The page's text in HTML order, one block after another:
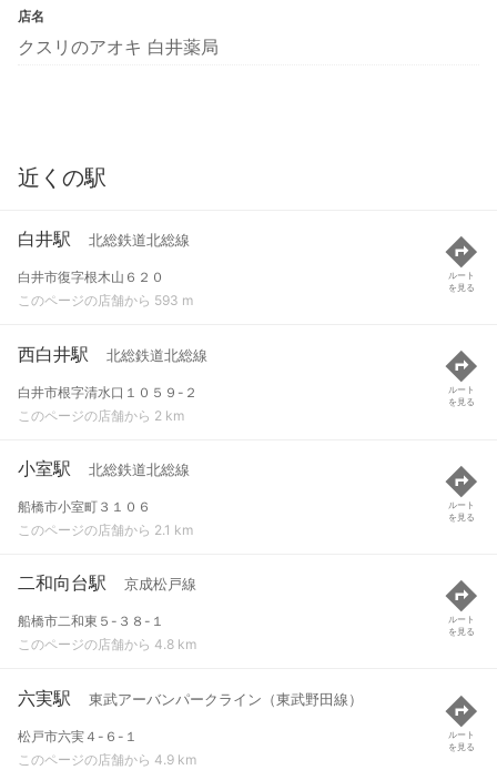
店名
クスリのアオキ 白井薬局
近くの駅
白井駅 北総鉄道北総線
白井市復字根木山６２０
このページの店舗から 593 m
ルート
を見る
西白井駅 北総鉄道北総線
白井市根字清水口１０５９-２
このページの店舗から 2 km
ルート
を見る
小室駅 北総鉄道北総線
船橋市小室町３１０６
このページの店舗から 2.1 km
ルート
を見る
二和向台駅 京成松戸線
船橋市二和東５-３８-１
このページの店舗から 4.8 km
ルート
を見る
六実駅 東武アーバンパークライン（東武野田線）
松戸市六実４-６-１
このページの店舗から 4.9 km
ルート
を見る